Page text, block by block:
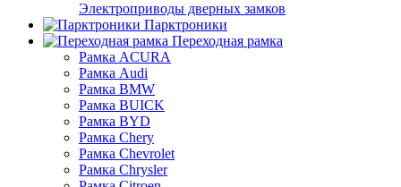
Электроприводы дверных замков
Парктроники
Переходная рамка
Рамка ACURA
Рамка Audi
Рамка BMW
Рамка BUICK
Рамка BYD
Рамка Chery
Рамка Chevrolet
Рамка Chrysler